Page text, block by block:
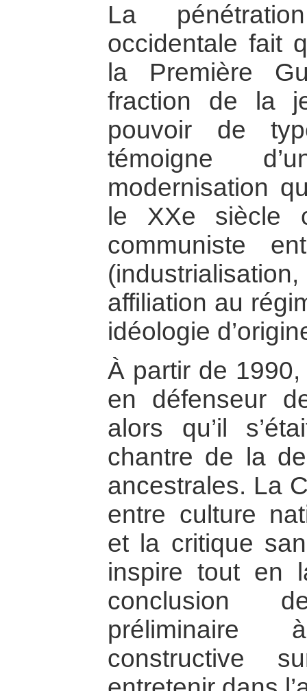
La
occidentale fait
la Première
fraction de la
pouvoir de
témoigne
modernisation
le XXe siècle
communiste
affiliation au
idéologie
À partir de
en défenseur
alors qu’il
chantre de la
ancestrales. La
entre culture
et la critique
inspire tout en
conclusion
constructive